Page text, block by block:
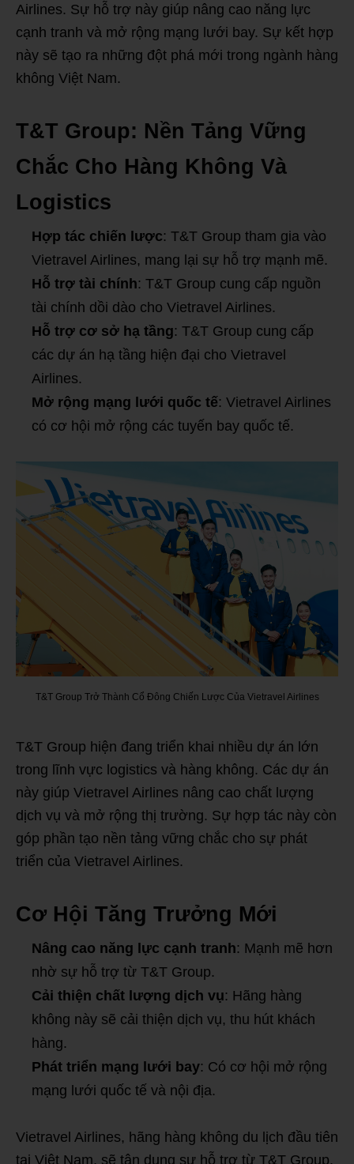
Airlines. Sự hỗ trợ này giúp nâng cao năng lực
cạnh tranh và mở rộng mạng lưới bay. Sự kết hợp
này sẽ tạo ra những đột phá mới trong ngành hàng
không Việt Nam.
T&T Group: Nền Tảng Vững
Chắc Cho Hàng Không Và
Logistics
Hợp tác chiến lược: T&T Group tham gia vào
Vietravel Airlines, mang lại sự hỗ trợ mạnh mẽ.
Hỗ trợ tài chính: T&T Group cung cấp nguồn
tài chính dồi dào cho Vietravel Airlines.
Hỗ trợ cơ sở hạ tầng: T&T Group cung cấp
các dự án hạ tầng hiện đại cho Vietravel
Airlines.
Mở rộng mạng lưới quốc tế: Vietravel Airlines
có cơ hội mở rộng các tuyến bay quốc tế.
T&T Group Trở Thành Cổ Đông Chiến Lược Của Vietravel Airlines
T&T Group hiện đang triển khai nhiều dự án lớn
trong lĩnh vực logistics và hàng không. Các dự án
này giúp Vietravel Airlines nâng cao chất lượng
dịch vụ và mở rộng thị trường. Sự hợp tác này còn
góp phần tạo nền tảng vững chắc cho sự phát
triển của Vietravel Airlines.
Cơ Hội Tăng Trưởng Mới
Nâng cao năng lực cạnh tranh: Mạnh mẽ hơn
nhờ sự hỗ trợ từ T&T Group.
Cải thiện chất lượng dịch vụ: Hãng hàng
không này sẽ cải thiện dịch vụ, thu hút khách
hàng.
Phát triển mạng lưới bay: Có cơ hội mở rộng
mạng lưới quốc tế và nội địa.
Vietravel Airlines, hãng hàng không du lịch đầu tiên
tại Việt Nam, sẽ tận dụng sự hỗ trợ từ T&T Group.